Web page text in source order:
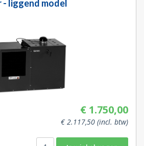
- liggend model
€ 1.750,00
€ 2.117,50 (incl. btw)